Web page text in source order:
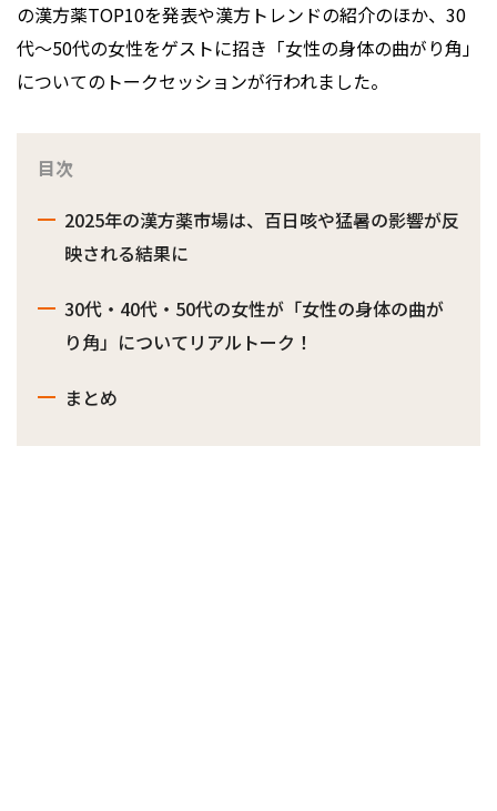
の漢方薬TOP10を発表や漢方トレンドの紹介のほか、30
代～50代の女性をゲストに招き「女性の身体の曲がり角」
についてのトークセッションが行われました。
目次
2025年の漢方薬市場は、百日咳や猛暑の影響が反
映される結果に
30代・40代・50代の女性が「女性の身体の曲が
り角」についてリアルトーク！
まとめ